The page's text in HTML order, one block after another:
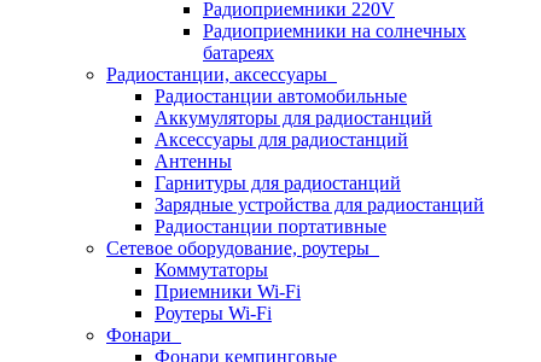
Радиоприемники 220V
Радиоприемники на солнечных
батареях
Радиостанции, аксессуары
Радиостанции автомобильные
Аккумуляторы для радиостанций
Аксессуары для радиостанций
Антенны
Гарнитуры для радиостанций
Зарядные устройства для радиостанций
Радиостанции портативные
Сетевое оборудование, роутеры
Коммутаторы
Приемники Wi-Fi
Роутеры Wi-Fi
Фонари
Фонари кемпинговые